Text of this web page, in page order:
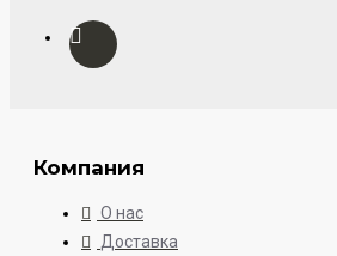
Компания
О нас
Доставка